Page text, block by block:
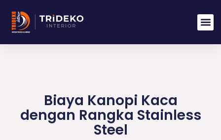
konten
Biaya Kanopi Kaca
dengan Rangka Stainless
Steel